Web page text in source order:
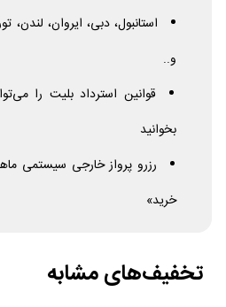
استانبول، دبی، ایروان، لندن،
و..
قوانین استرداد بلیت را
بخوانید
رزرو پرواز خارجی سیستمی
خرید»
تخفیف‌های مشابه